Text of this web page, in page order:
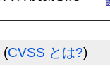
(CVSS とは?)